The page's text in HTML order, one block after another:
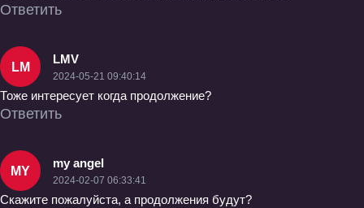
Ответить
LM
LMV
2024-05-21 09:40:14
Тоже интересует когда продолжение?
Ответить
MY
my angel
2024-02-07 06:33:41
Скажите пожалуйста, а продолжения будут?